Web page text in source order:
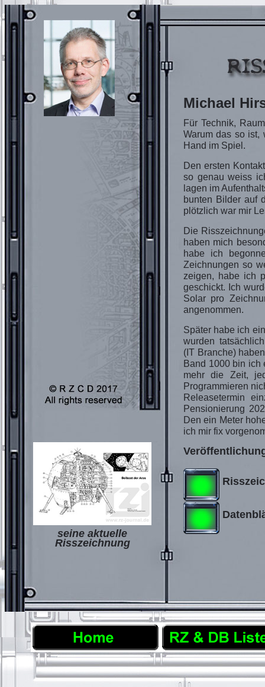
seine aktuelle
Risszeichnung
Michael
Für Technik,
Warum das so ist,
Hand im Spiel.
Den ersten
so genau weiss
lagen im
bunten Bilder auf
plötzlich war mir
Die
haben mich
habe ich
Zeichnungen so
zeigen, habe ich
geschickt. Ich
Solar pro
angenommen.
Später habe ich
wurden
(IT Branche)
Band 1000 bin ich
mehr die Zeit,
Programmieren
Releasetermin
Pensionierung
Den ein Meter
ich mir fix